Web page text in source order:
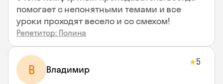
помогает с непонятными темами и все
уроки проходят весело и со смехом!
Репетитор: Полина
В Владимир
★5